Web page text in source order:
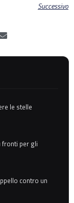
Successivo
le stelle
fronti per gli
contro un